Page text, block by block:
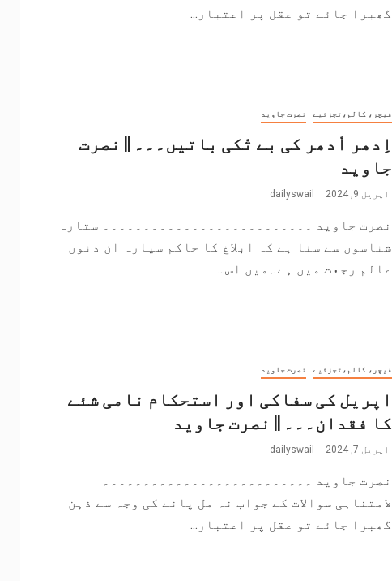
گھبرا جائے تو عقل پر اعتبار...
فیچر، کالم،تجزئیے نصرت جاوید
اِدھر اْدھر کی بے تْکی باتیں۔۔۔ || نصرت
جاوید
اپریل 9, 2024 dailyswail
نصرت جاوید ۔۔۔۔۔۔۔۔۔۔۔۔۔۔۔۔۔۔۔۔۔۔۔۔۔۔ ستارہ
شناسوں سے سنا ہے کہ ابلاغ کا حاکم سیارہ ان دنوں
عالم رجعت میں ہے۔میں اس...
فیچر، کالم،تجزئیے نصرت جاوید
اپریل کی سفاکی اور استحکام نامی شئے
کا فقدان۔۔۔ || نصرت جاوید
اپریل 7, 2024 dailyswail
نصرت جاوید ۔۔۔۔۔۔۔۔۔۔۔۔۔۔۔۔۔۔۔۔۔۔۔۔۔۔
لامتناہی سوالات کے جواب نہ مل پانے کی وجہ سے ذہن
گھبرا جائے تو عقل پر اعتبار...